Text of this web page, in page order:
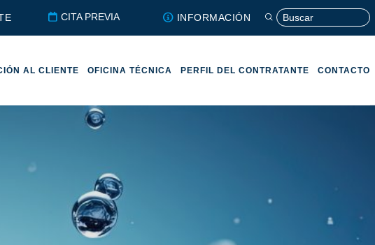
CITA PREVIA INFORMACIÓN
AL CLIENTE OFICINA TÉCNICA PERFIL DEL CONTRATANTE CONTACTO